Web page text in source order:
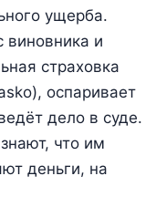
ущерба.
виновника и
страховка
оспаривает
дело в суде.
что им
деньги, на